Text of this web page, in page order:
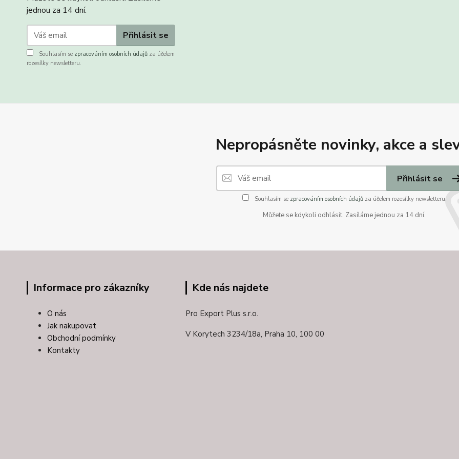
jednou za 14 dní.
Přihlásit se
Souhlasím se zpracováním osobních údajů za účelem
rozesílky newsletteru.
Nepropásněte novinky, akce a
Přihlásit se
Souhlasím se zpracováním osobních údajůza účelem rozesílky newsletteru.
Můžete se kdykoli odhlásit. Zasíláme jednou za 14 dní.
Informace pro zákazníky
O nás
Jak nakupovat
Obchodní podmínky
Kontakty
Kde nás najdete
Pro Export Plus s.r.o.
V Korytech 3234/18a, Praha 10, 100 00